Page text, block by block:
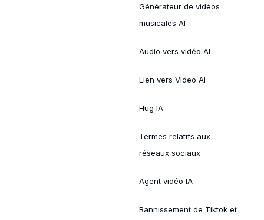
Générateur de vidéos
musicales AI
Audio vers vidéo AI
Lien vers Video AI
Hug IA
Termes relatifs aux
réseaux sociaux
Agent vidéo IA
Bannissement de Tiktok et